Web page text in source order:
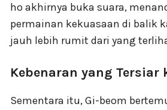
ho akhirnya buka suara,
permainan kekuasaan di balik
jauh lebih rumit dari yang
Kebenaran yang Tersiar
Sementara itu, Gi-beom